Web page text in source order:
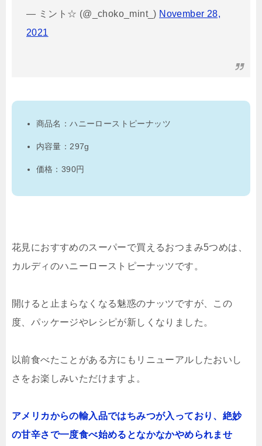
— ミント☆ (@_choko_mint_) November 28,
2021
商品名：ハニーローストピーナッツ
内容量：297g
価格：390円
花見におすすめのスーパーで買えるおつまみ5つめは、
カルディのハニーローストピーナッツです。
開けると止まらなくなる魅惑のナッツですが、この
度、パッケージやレシピが新しくなりました。
以前食べたことがある方にもリニューアルしたおいし
さをお楽しみいただけますよ。
アメリカからの輸入品ではちみつが入っており、絶妙
の甘辛さで一度食べ始めるとなかなかやめられませ